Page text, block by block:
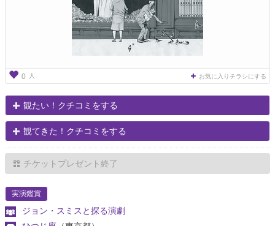
0 人 お気に入りチラシにする
観たい！クチコミをする
観てきた！クチコミをする
チケットプレゼント終了
実演鑑賞
ジョン・スミスと探る演劇